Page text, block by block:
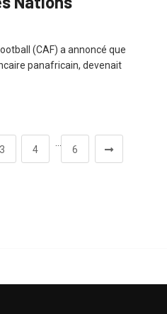
(CAF) a annoncé que
panafricain, devenait
3 4 6